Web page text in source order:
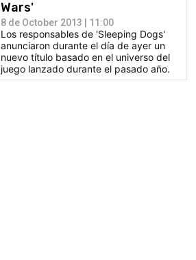
Wars'
8 de October 2013 | 11:00
Los responsables de 'Sleeping Dogs'
anunciaron durante el día de ayer un
nuevo título basado en el universo del
juego lanzado durante el pasado año.